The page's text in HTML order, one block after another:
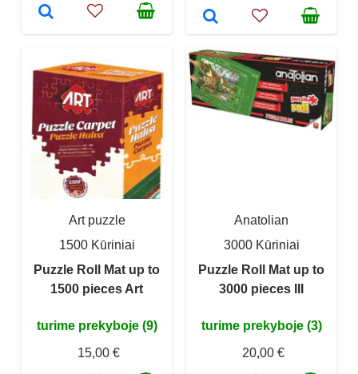
Art puzzle
1500 Kūriniai
Puzzle Roll Mat up to
1500 pieces Art
turime prekyboje (9)
15,00 €
Anatolian
3000 Kūriniai
Puzzle Roll Mat up to
3000 pieces III
turime prekyboje (3)
20,00 €